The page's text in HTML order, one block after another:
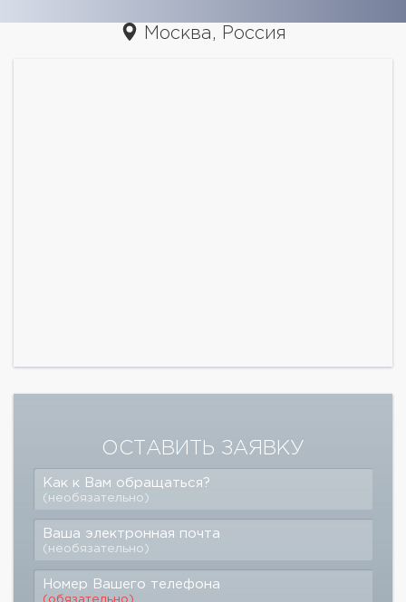
Москва, Россия
ОСТАВИТЬ ЗАЯВКУ
Как к Вам обращаться?
(необязательно)
Ваша электронная почта
(необязательно)
Номер Вашего телефона
(обязательно)